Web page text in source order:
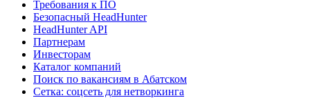
Требования к ПО
Безопасный HeadHunter
HeadHunter API
Партнерам
Инвесторам
Каталог компаний
Поиск по вакансиям в Абатском
Сетка: соцсеть для нетворкинга